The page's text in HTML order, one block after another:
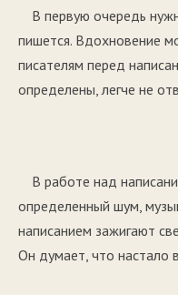
В первую очередь
пишется. Вдохновение
писателям перед
определены, легче не
В работе над
определенный шум,
написанием зажигают
Он думает, что настало